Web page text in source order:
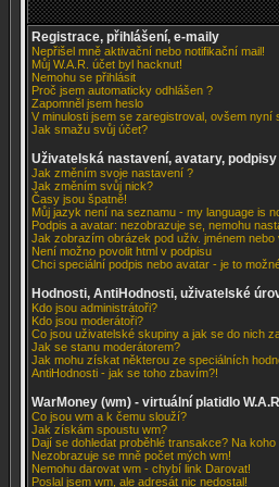
Registrace, přihlášení, e-maily
Nepřišel mně aktivační nebo notifikační mail!
Můj W.A.R. účet byl hacknut!
Nemohu se přihlásit
Proč jsem automaticky odhlášen ?
Zapomněl jsem heslo
V minulosti jsem se zaregistroval, ovšem nyní
Jak smažu svůj účet?
Uživatelská nastavení, avatary, podpisy
Jak změním svoje nastavení ?
Jak změním svůj nick?
Časy jsou špatně!
Můj jazyk není na seznamu - my language is
Podpis a avatar: nezobrazuje se, nemohu
Jak zobrazím obrázek pod uživ. jménem nebo
Není možno povolit html v podpisu
Chci speciální podpis nebo avatar - je to
Hodnosti, AntiHodnosti, uživatelské
Kdo jsou administrátoři?
Kdo jsou moderátoři?
Co jsou uživatelské skupiny a jak se do nich
Jak se stanu moderátorem?
Jak mohu získat některou ze speciálních
AntiHodnosti - jak se toho zbavím?!
WarMoney (wm) - virtuální platidlo
Co jsou wm a k čemu slouží?
Jak získám spoustu wm?
Dají se dohledat proběhlé transakce? Na koho
Nezobrazuje se mně počet mých wm!
Nemohu darovat wm - chybí link Darovat!
Poslal jsem wm, ale adresát nic nedostal!